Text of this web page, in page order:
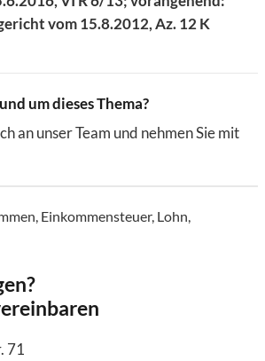
vom 15.8.2012, Az. 12 K
um dieses Thema?
an unser Team und nehmen Sie mit
, Einkommensteuer, Lohn,
71